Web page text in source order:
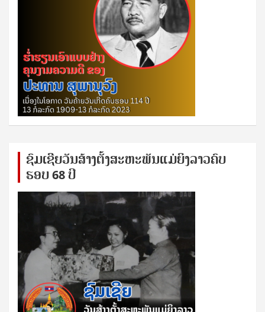
ຊົ​ມ​ເຊີຍ​ວັນ​ສ້າງ​ຕັ້ງ​ສະ​ຫະ​ພັນ​ແມ່​ຍິງ​​ລາວຄົບ​
ຮອບ 68 ປິ